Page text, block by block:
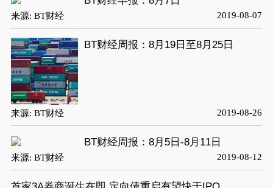
来源: BT财经 2019-08-07
BT财经周报：8月19日至8月25日
来源: BT财经 2019-08-26
BT财经周报：8月5日-8月11日
来源: BT财经 2019-08-12